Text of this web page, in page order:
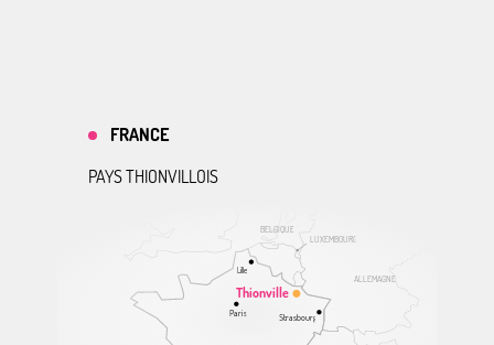
ALLEMAGNE
BELGIQUE
LUXEMBOURG
Thionville
Lille
Paris Strasbourg
FRANCE
PAYS THIONVILLOIS